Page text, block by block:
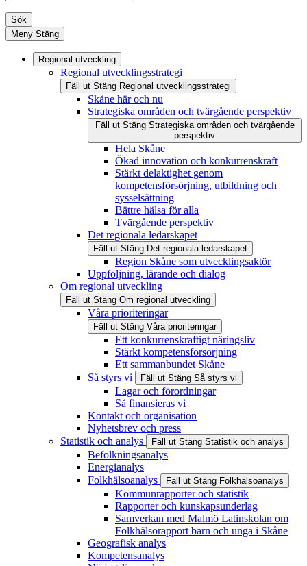
Sök
Meny Stäng
Regional utveckling
Regional utvecklingsstrategi
Fäll ut Stäng Regional utvecklingsstrategi
Skåne här och nu
Strategiska områden och tvärgående perspektiv
Fäll ut Stäng Strategiska områden och tvärgående
perspektiv
Hela Skåne
Ökad innovation och konkurrenskraft
Stärkt delaktighet genom
kompetensförsörjning, utbildning och
sysselsättning
Bättre hälsa för alla
Tvärgående perspektiv
Det regionala ledarskapet
Fäll ut Stäng Det regionala ledarskapet
Region Skåne som utvecklingsaktör
Uppföljning, lärande och dialog
Om regional utveckling
Fäll ut Stäng Om regional utveckling
Våra prioriteringar
Fäll ut Stäng Våra prioriteringar
Ett konkurrenskraftigt näringsliv
Stärkt kompetensförsörjning
Ett sammanbundet Skåne
Så styrs vi
Fäll ut Stäng Så styrs vi
Lagar och förordningar
Så finansieras vi
Kontakt och organisation
Nyhetsbrev och press
Statistik och analys
Fäll ut Stäng Statistik och analys
Befolkningsanalys
Energianalys
Folkhälsoanalys
Fäll ut Stäng Folkhälsoanalys
Kommunrapporter och statistik
Rapporter och kunskapsunderlag
Samverkan med Malmö Latinskolan om
Folkhälsorapport barn och unga i Skåne
Geografisk analys
Kompetensanalys